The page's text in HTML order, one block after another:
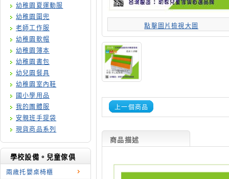
幼稚園夏運動服
幼稚園圍兜
老師工作服
幼稚園軟帽
幼稚園簿本
幼稚園書包
幼兒園餐具
幼稚園室內鞋
國小學用品
我的團體服
安親班手提袋
現貨商品系列
學校設備。兒童傢俱
兩歳托嬰桌椅櫃
點擊圖片檢視大圖
上一個商品
商品描述